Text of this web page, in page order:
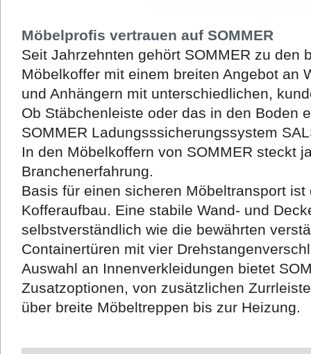
Möbelprofis vertrauen auf SOMMER
Seit Jahrzehnten gehört SOMMER zu den
Möbelkoffer mit einem breiten Angebot an
und Anhängern mit unterschiedlichen,
Ob Stäbchenleiste oder das in den Boden
SOMMER Ladungsssicherungssystem
In den Möbelkoffern von SOMMER steckt
Branchenerfahrung.
Basis für einen sicheren Möbeltransport ist
Kofferaufbau. Eine stabile Wand- und
selbstverständlich wie die bewährten
Containertüren mit vier
Auswahl an Innenverkleidungen bietet
Zusatzoptionen, von zusätzlichen
über breite Möbeltreppen bis zur Heizung.